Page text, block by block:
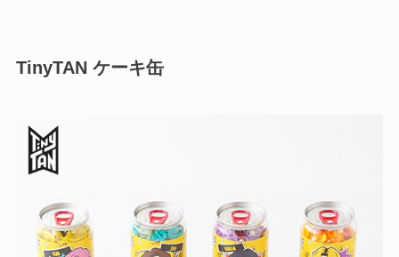
TinyTAN ケーキ缶